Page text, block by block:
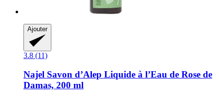
Ajouter
3.8 (11)
Najel Savon d’Alep Liquide à l’Eau de Rose de
Damas, 200 ml